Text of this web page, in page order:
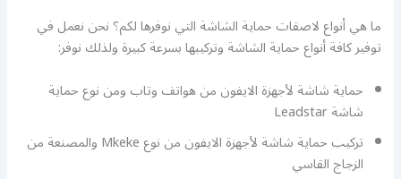
ما هي أنواع لاصقات حماية الشاشة التي نوفرها لكم؟ نحن نعمل في
توفير كافة أنواع حماية الشاشة وتركيبها بسرعة كبيرة ولذلك نوفر:
حماية شاشة لأجهزة الايفون من هواتف وتاب ومن نوع حماية
شاشة Leadstar
تركيب حماية شاشة لأجهزة الايفون من نوع Mkeke والمصنعة من
الزجاج القاسي